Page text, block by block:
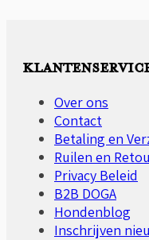
Over ons
Contact
Betaling en
Ruilen en
Privacy Beleid
B2B DOGA
Hondenblog
Inschrijven